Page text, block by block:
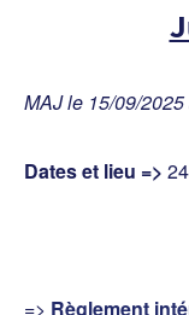
MAJ le 15/09/
Dates et lieu =>
=> Règlement